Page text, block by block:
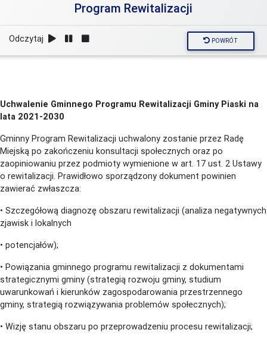
Program Rewitalizacji
Odczytaj POWRÓT
Uchwalenie Gminnego Programu Rewitalizacji Gminy Piaski na
lata 2021-2030
Gminny Program Rewitalizacji uchwalony zostanie przez Radę
Miejską po zakończeniu konsultacji społecznych oraz po
zaopiniowaniu przez podmioty wymienione w art. 17 ust. 2 Ustawy
o rewitalizacji. Prawidłowo sporządzony dokument powinien
zawierać zwłaszcza:
• Szczegółową diagnozę obszaru rewitalizacji (analiza negatywnych
zjawisk i lokalnych
• potencjałów);
• Powiązania gminnego programu rewitalizacji z dokumentami
strategicznymi gminy (strategią rozwoju gminy, studium
uwarunkowań i kierunków zagospodarowania przestrzennego
gminy, strategią rozwiązywania problemów społecznych);
• Wizję stanu obszaru po przeprowadzeniu procesu rewitalizacji;